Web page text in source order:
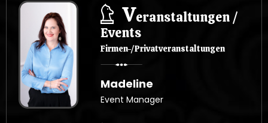
Veranstaltungen /
Events
Firmen-/Privatveranstaltungen
Madeline
Event Manager